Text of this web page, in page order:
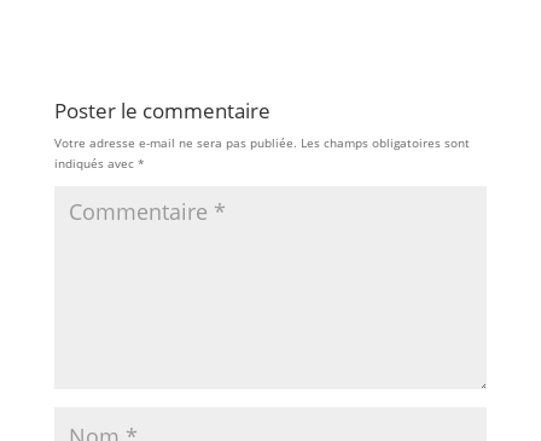
Poster le commentaire
Votre adresse e-mail ne sera pas publiée. Les champs obligatoires sont
indiqués avec *